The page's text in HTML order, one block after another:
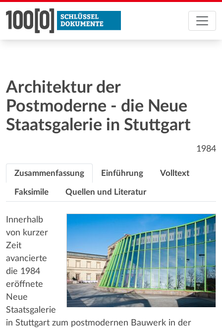
Architektur der
Postmoderne - die Neue
Staatsgalerie in Stuttgart
1984
Zusammenfassung Einführung Volltext
Faksimile Quellen und Literatur
Innerhalb
von kurzer
Zeit
avancierte
die 1984
eröffnete
Neue
Staatsgalerie
in Stuttgart zum postmodernen Bauwerk in der